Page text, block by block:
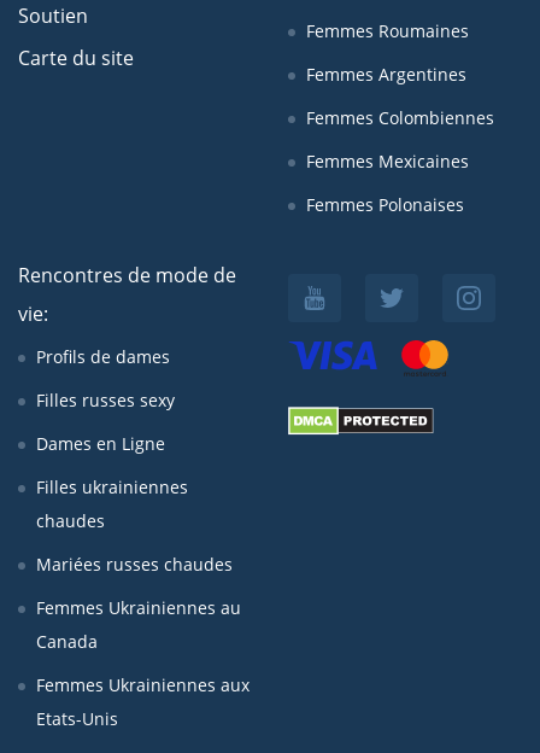
Soutien
Carte du site
Femmes Roumaines
Femmes Argentines
Femmes Colombiennes
Femmes Mexicaines
Femmes Polonaises
Rencontres de mode de
vie:
Profils de dames
Filles russes sexy
Dames en Ligne
Filles ukrainiennes
chaudes
Mariées russes chaudes
Femmes Ukrainiennes au
Canada
Femmes Ukrainiennes aux
Etats-Unis